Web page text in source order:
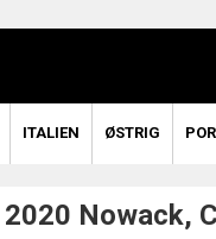
ITALIEN ØSTRIG
2020 Nowack,